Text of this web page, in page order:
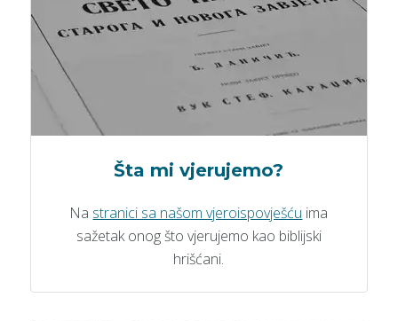
Šta mi vjerujemo?
Na stranici sa našom vjeroispovješću ima
sažetak onog što vjerujemo kao biblijski
hrišćani.